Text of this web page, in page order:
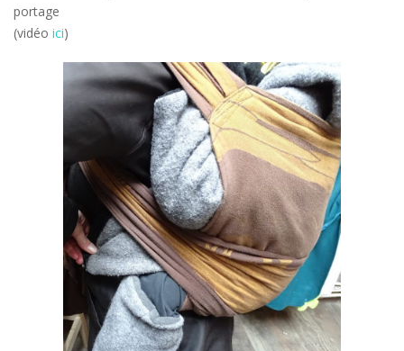
portage
(vidéo ici)